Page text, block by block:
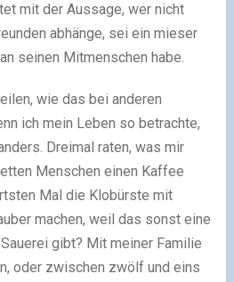
mit der Aussage, wer nicht
abhänge, sei ein mieser
seinen Mitmenschen habe.
wie das bei anderen
ich mein Leben so betrachte,
Dreimal raten, was mir
Menschen einen Kaffee
Mal die Klobürste mit
machen, weil das sonst eine
gibt? Mit meiner Familie
oder zwischen zwölf und eins